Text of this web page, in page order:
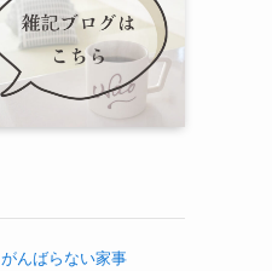
がんばらない家事